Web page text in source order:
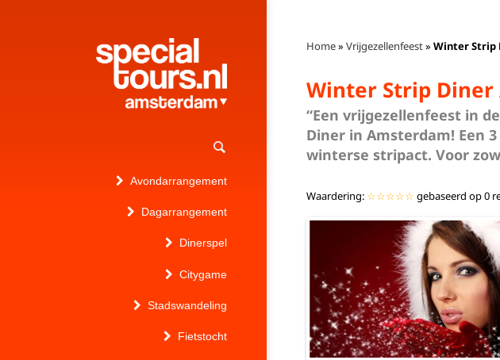
Avondarrangement
Dagarrangement
Dinerspel
Citygame
Stadswandeling
Fietstocht
Home» Vrijgezellenfeest» Winter Strip
Winter Strip Diner
“Een vrijgezellenfeest in
Diner in Amsterdam! Een
winterse stripact. Voor
Waardering: ☆☆☆☆☆ gebaseerd op0